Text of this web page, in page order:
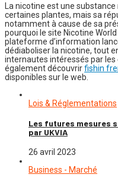
La nicotine est une
certaines plantes, mais sa
notamment à cause de sa
pourquoi le site Nicotine
plateforme d’information
dédiaboliser la nicotine, tout
internautes intéressés par
également découvrirfishin
disponibles sur le web.
Lois & Réglementations
Les futures mesures
par UKVIA
26 avril 2023
Business - Marché